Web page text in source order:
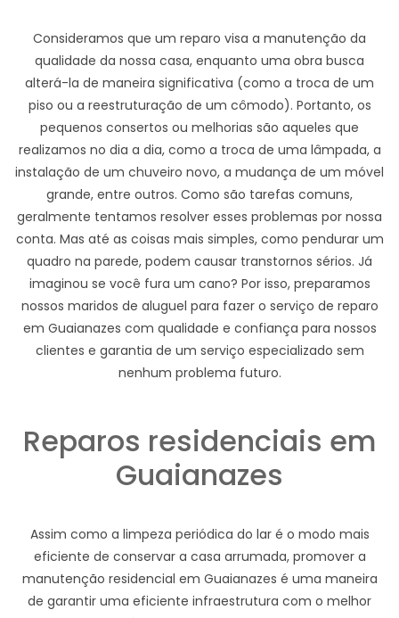
Consideramos que um reparo visa a manutenção da
qualidade da nossa casa, enquanto uma obra busca
alterá-la de maneira significativa (como a troca de um
piso ou a reestruturação de um cômodo). Portanto, os
pequenos consertos ou melhorias são aqueles que
realizamos no dia a dia, como a troca de uma lâmpada, a
instalação de um chuveiro novo, a mudança de um móvel
grande, entre outros. Como são tarefas comuns,
geralmente tentamos resolver esses problemas por nossa
conta. Mas até as coisas mais simples, como pendurar um
quadro na parede, podem causar transtornos sérios. Já
imaginou se você fura um cano? Por isso, preparamos
nossos maridos de aluguel para fazer o serviço de reparo
em Guaianazes com qualidade e confiança para nossos
clientes e garantia de um serviço especializado sem
nenhum problema futuro.
Reparos residenciais em
Guaianazes
Assim como a limpeza periódica do lar é o modo mais
eficiente de conservar a casa arrumada, promover a
manutenção residencial em Guaianazes é uma maneira
de garantir uma eficiente infraestrutura com o melhor